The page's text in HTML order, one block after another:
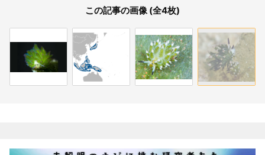
この記事の画像 (全4枚)